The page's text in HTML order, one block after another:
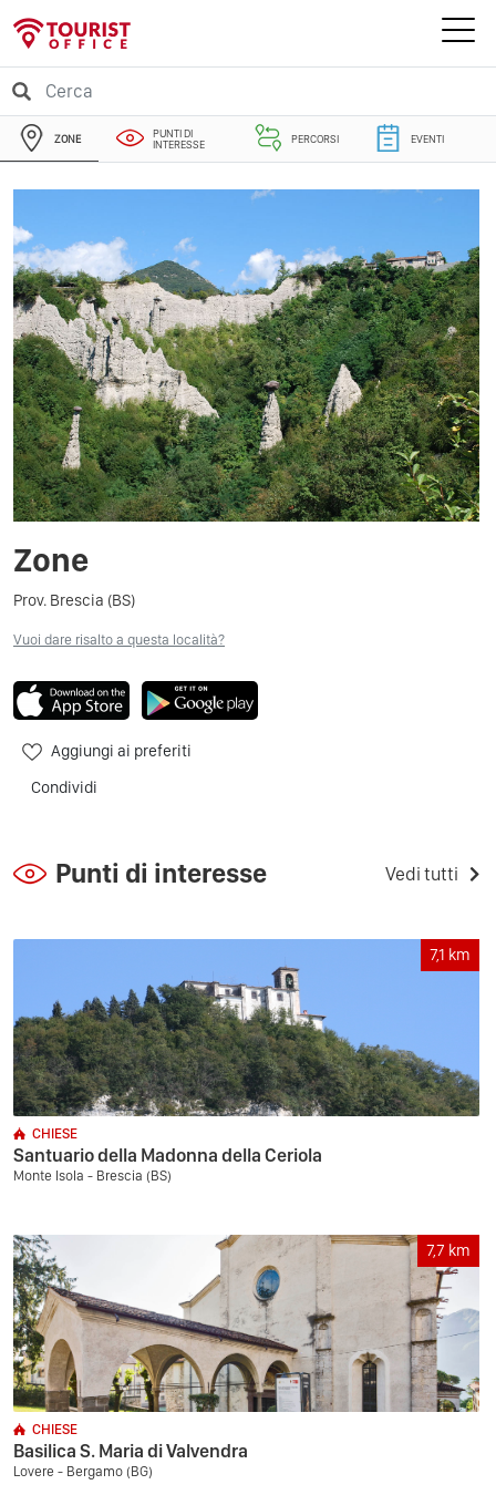
ZONE
PUNTI DI
INTERESSE
PERCORSI EVENTI
Zone
Prov. Brescia (BS)
Vuoi dare risalto a questa località?
Aggiungi ai preferiti
Condividi
Punti di interesse Vedi tutti
7,1 km
CHIESE
Santuario della Madonna della Ceriola
Monte Isola - Brescia (BS)
7,7 km
CHIESE
Basilica S. Maria di Valvendra
Lovere - Bergamo (BG)